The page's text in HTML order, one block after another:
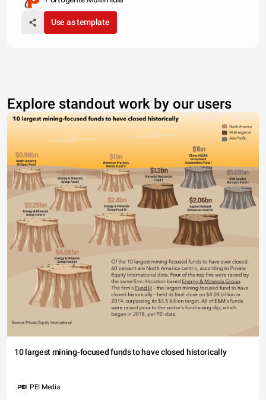
Use as template
Explore standout work by our users
10 largest mining-focused funds to have closed historically
PEI Media